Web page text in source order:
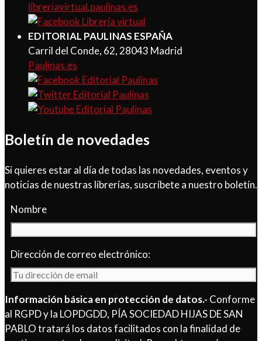
libreriavirtual.paulinas.es
EDITORIAL PAULINAS ESPAÑA
Carril del Conde, 62, 28043 Madrid
Paulinas.es
Boletín de novedades
Si quieres estar al día de todas las novedades, eventos y
noticias de nuestras librerías, suscríbete a nuestro boletín.
Nombre
Dirección de correo electrónico:
Información básica en protección de datos.- Conforme
al RGPD y la LOPDGDD, PÍA SOCIEDAD HIJAS DE SAN
PABLO tratará los datos facilitados con la finalidad de